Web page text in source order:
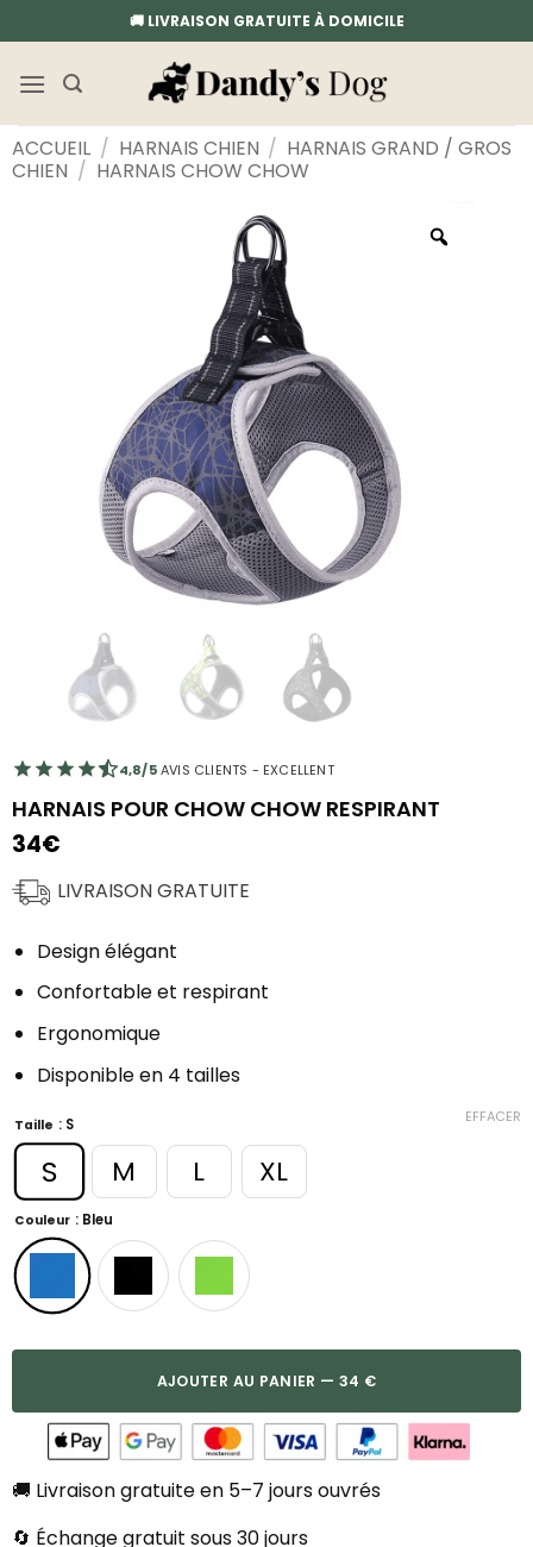
au
contenu
🚚 LIVRAISON GRATUITE À DOMICILE
ACCUEIL / HARNAIS CHIEN / HARNAIS GRAND / GROS
CHIEN / HARNAIS CHOW CHOW
4,8/5AVIS CLIENTS - EXCELLENT
HARNAIS POUR CHOW CHOW RESPIRANT
34€
LIVRAISON GRATUITE
Design élégant
Confortable et respirant
Ergonomique
Disponible en 4 tailles
Taille : S
S M L XL
Couleur : Bleu
EFFACER
AJOUTER AU PANIER — 34 €
🚚 Livraison gratuite en 5–7 jours ouvrés
🔄 Échange gratuit sous 30 jours